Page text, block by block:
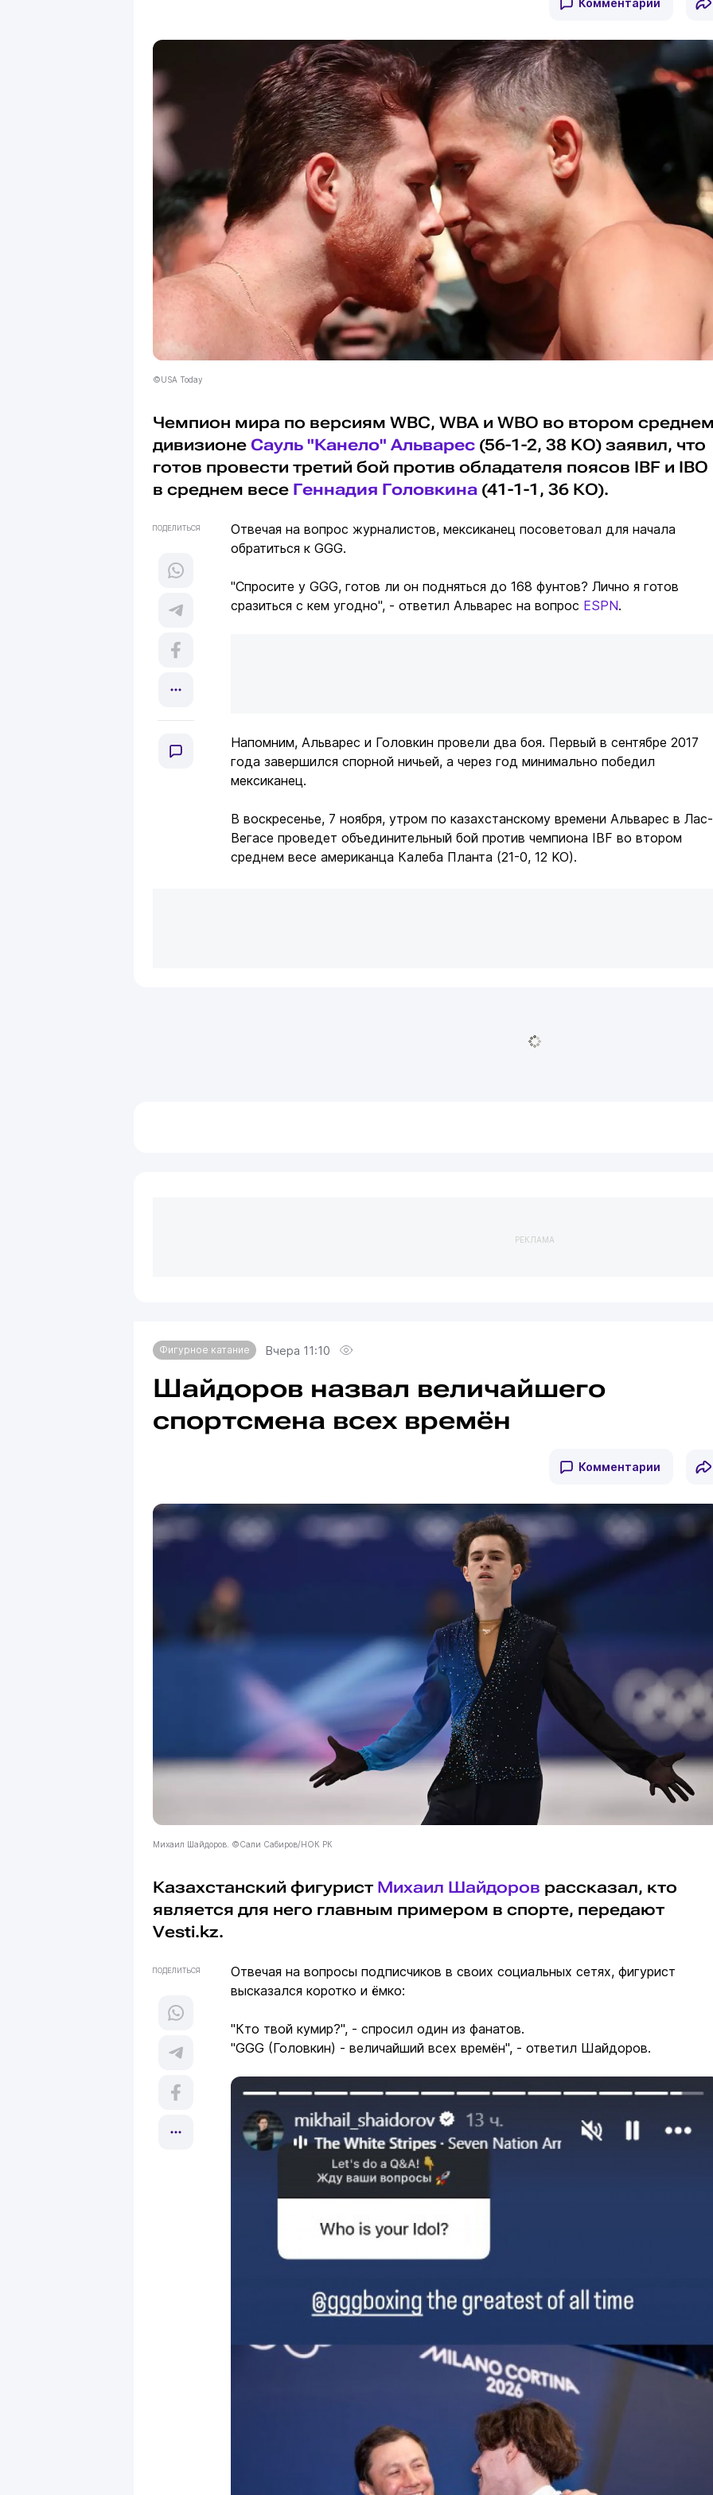
Комментарии
©USA Today
Чемпион мира по версиям WBC, WBA и WBO во втором
дивизионе Сауль "Канело" Альварес (56-1-2, 38 KO) заявил, что
готов провести третий бой против обладателя поясов IBF и IBO
в среднем весе Геннадия Головкина (41-1-1, 36 КО).
ПОДЕЛИТЬСЯ
Отвечая на вопрос журналистов, мексиканец посоветовал для начала
обратиться к GGG.
"Спросите у GGG, готов ли он подняться до 168 фунтов? Лично я готов
сразиться с кем угодно", - ответил Альварес на вопрос ESPN.
Напомним, Альварес и Головкин провели два боя. Первый в сентябре 2017
года завершился спорной ничьей, а через год минимально победил
мексиканец.
В воскресенье, 7 ноября, утром по казахстанскому времени Альварес в Лас-
Вегасе проведет объединительный бой против чемпиона IBF во втором
среднем весе американца Калеба Планта (21-0, 12 KO).
РЕКЛАМА
Фигурное катание Вчера 11:10
Шайдоров назвал величайшего
спортсмена всех времён
Комментарии
Михаил Шайдоров. ©Сали Сабиров/НОК РК
Казахстанский фигурист Михаил Шайдоров рассказал, кто
является для него главным примером в спорте, передают
Vesti.kz.
ПОДЕЛИТЬСЯ
Отвечая на вопросы подписчиков в своих социальных сетях, фигурист
высказался коротко и ёмко:
"Кто твой кумир?", - спросил один из фанатов.
"GGG (Головкин) - величайший всех времён", - ответил Шайдоров.